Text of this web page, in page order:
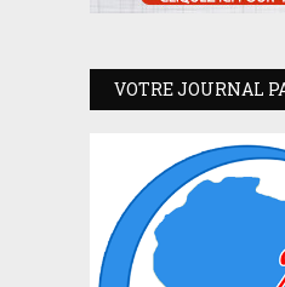
VOTRE JOURNAL